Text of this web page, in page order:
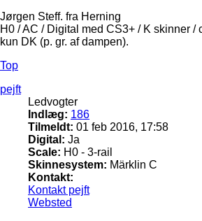
Jørgen Steff. fra Herning
H0 / AC / Digital med CS3+ / K skinner /
kun DK (p. gr. af dampen).
Top
pejft
Ledvogter
Indlæg: 186
Tilmeldt: 01 feb 2016, 17:58
Digital: Ja
Scale: H0 - 3-rail
Skinnesystem: Märklin C
Kontakt:
Kontakt pejft
Websted